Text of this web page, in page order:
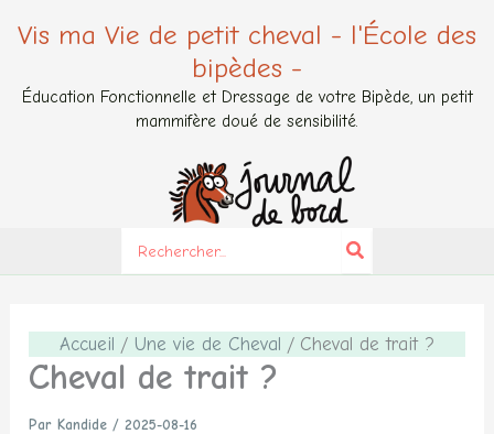
Vis ma Vie de petit cheval - l'École des
bipèdes -
Éducation Fonctionnelle et Dressage de votre Bipède, un petit
mammifère doué de sensibilité.
for:
Accueil Une vie de Cheval Cheval de trait ?
Cheval de trait ?
Par Kandide/2025-08-16